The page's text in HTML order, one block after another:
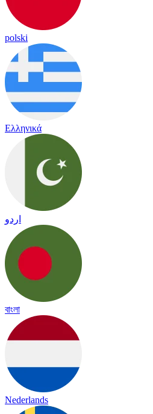
polski
Ελληνικά
اردو
বাংলা
Nederlands